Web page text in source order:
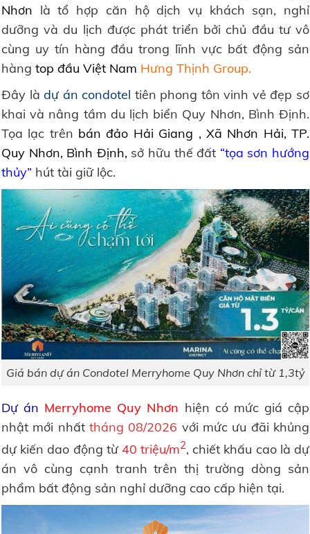
Nhơn là tổ hợp căn hộ dịch vụ khách sạn, nghỉ
dưỡng và du lịch được phát triển bởi chủ đầu tư vô
cùng uy tín hàng đầu trong lĩnh vực bất động sản
hàng top đầu Việt Nam Hưng Thịnh Group.
Đây làdự án condotel tiên phong tôn vinh vẻ đẹp sơ
khai và nâng tầm du lịch biển Quy Nhơn, Bình Định.
Tọa lạc trên bán đảo Hải Giang , Xã Nhơn Hải, TP.
Quy Nhơn, Bình Định, sở hữu thế đất “tọa sơn hướng
thủy” hút tài giữ lộc.
Giá bán dự án Condotel Merryhome Quy Nhơn chỉ từ 1,3tỷ
Dự án Merryhome Quy Nhơn hiện có mức giá cập
nhật mới nhấttháng 08/2026 với mức ưu đãi khủng
dự kiến dao động từ40 triệu/m2, chiết khấu cao là dự
án vô cùng cạnh tranh trên thị trường dòng sản
phẩm bất động sản nghỉ dưỡng cao cấp hiện tại.